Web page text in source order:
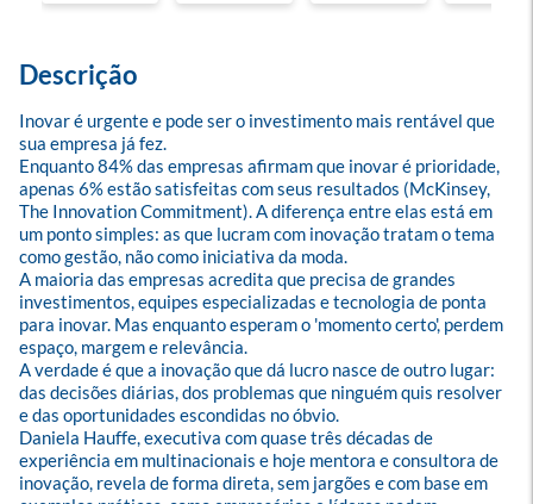
Descrição
Inovar é urgente e pode ser o investimento mais rentável que
sua empresa já fez.
Enquanto 84% das empresas afirmam que inovar é prioridade,
apenas 6% estão satisfeitas com seus resultados (McKinsey,
The Innovation Commitment). A diferença entre elas está em
um ponto simples: as que lucram com inovação tratam o tema
como gestão, não como iniciativa da moda.
A maioria das empresas acredita que precisa de grandes
investimentos, equipes especializadas e tecnologia de ponta
para inovar. Mas enquanto esperam o 'momento certo', perdem
espaço, margem e relevância.
A verdade é que a inovação que dá lucro nasce de outro lugar:
das decisões diárias, dos problemas que ninguém quis resolver
e das oportunidades escondidas no óbvio.
Daniela Hauffe, executiva com quase três décadas de
experiência em multinacionais e hoje mentora e consultora de
inovação, revela de forma direta, sem jargões e com base em